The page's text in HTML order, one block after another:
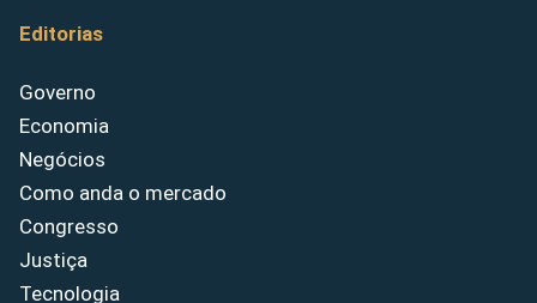
Editorias
Governo
Economia
Negócios
Como anda o mercado
Congresso
Justiça
Tecnologia